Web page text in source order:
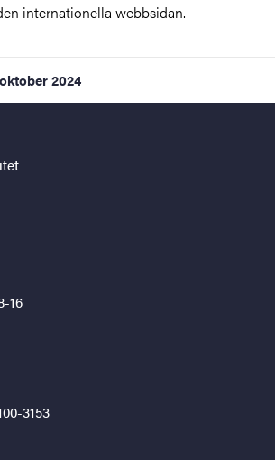
internationella webbsidan.
2024
16
3153